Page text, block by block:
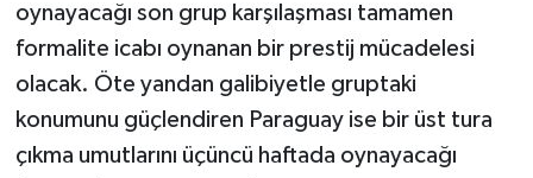
oynayacağı son grup karşılaşması tamamen
formalite icabı oynanan bir prestij mücadelesi
olacak. Öte yandan galibiyetle gruptaki
konumunu güçlendiren Paraguay ise bir üst tura
çıkma umutlarını üçüncü haftada oynayacağı